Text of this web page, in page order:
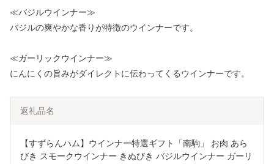
≪バジルウインナー≫
バジルの爽やかな香りが特徴のウインナーです。
≪ガーリックウインナー≫
にんにくの旨みがダイレクトに伝わってくるウインナーです。
返礼品名
【すずらんハム】ウインナー特選ギフト「南駒」 お肉 あら
びき スモークウインナー きぬびき バジルウインナー ガーリ